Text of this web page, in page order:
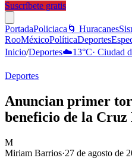
Suscríbete gratis
PortadaPoliciaca 🌀 Huracanes
RooMéxicoPolíticaDeportes
Inicio/Deportes☁️13°C· Ciudad
Deportes
Anuncian primer
beneficio de la Cruz
M
Miriam Barrios·27 de agosto de